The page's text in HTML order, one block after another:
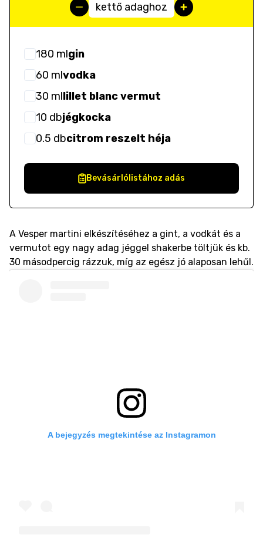
kettő adaghoz
180 mlgin
60 mlvodka
30 mllillet blanc vermut
10 dbjégkocka
0.5 dbcitrom reszelt héja
Bevásárlólistához adás
A Vesper martini elkészítéséhez a gint, a vodkát és a
vermutot egy nagy adag jéggel shakerbe töltjük és kb.
30 másodpercig rázzuk, míg az egész jó alaposan lehűl.
A bejegyzés megtekintése az Instagramon